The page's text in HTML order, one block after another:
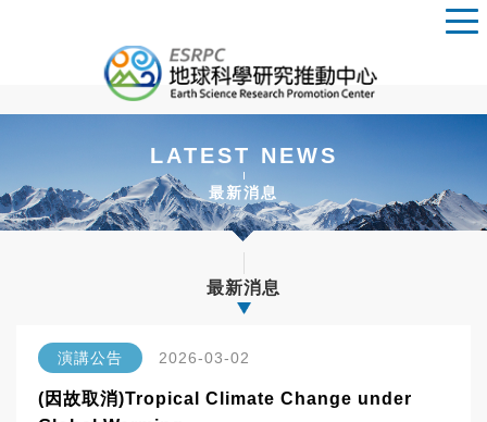
LATEST NEWS
最新消息
最新消息
演講公告 2026-03-02
(因故取消)Tropical Climate Change under